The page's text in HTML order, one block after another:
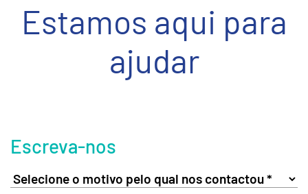
Estamos aqui para
ajudar
Escreva-nos